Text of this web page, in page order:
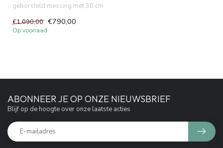
geborsteld messing met 30 cm
hoofddouche
€1.090,00 €790,00
Op voorraad
ABONNEER JE OP ONZE NIEUWSBRIEF
Blijf op de hoogte over onze laatste acties